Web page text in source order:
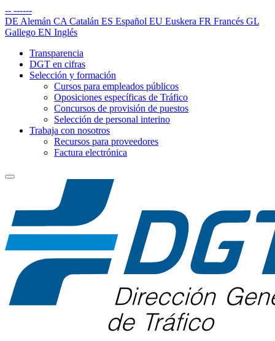
-- ------
DE Alemán CA Catalán ES Español EU Euskera FR Francés GL
Gallego EN Inglés
Transparencia
DGT en cifras
Selección y formación
Cursos para empleados públicos
Oposiciones específicas de Tráfico
Concursos de provisión de puestos
Selección de personal interino
Trabaja con nosotros
Recursos para proveedores
Factura electrónica